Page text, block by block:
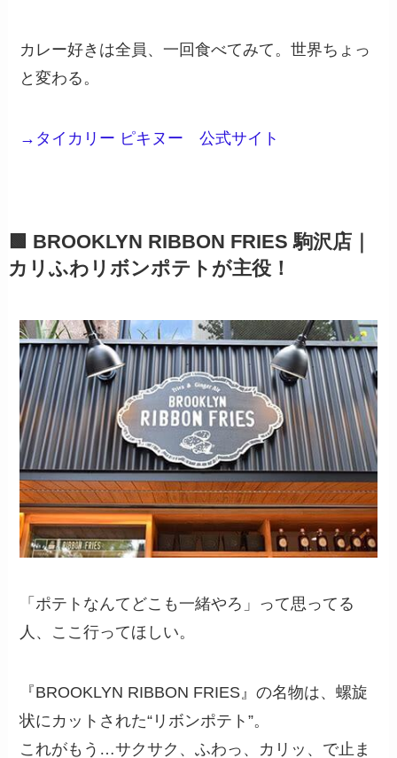
カレー好きは全員、一回食べてみて。世界ちょっ
と変わる。
→タイカリー ピキヌー 公式サイト
🟩 BROOKLYN RIBBON FRIES 駒沢店｜
カリふわリボンポテトが主役！
「ポテトなんてどこも一緒やろ」って思ってる
人、ここ行ってほしい。
『BROOKLYN RIBBON FRIES』の名物は、螺旋
状にカットされた“リボンポテト”。
これがもう…サクサク、ふわっ、カリッ、で止ま